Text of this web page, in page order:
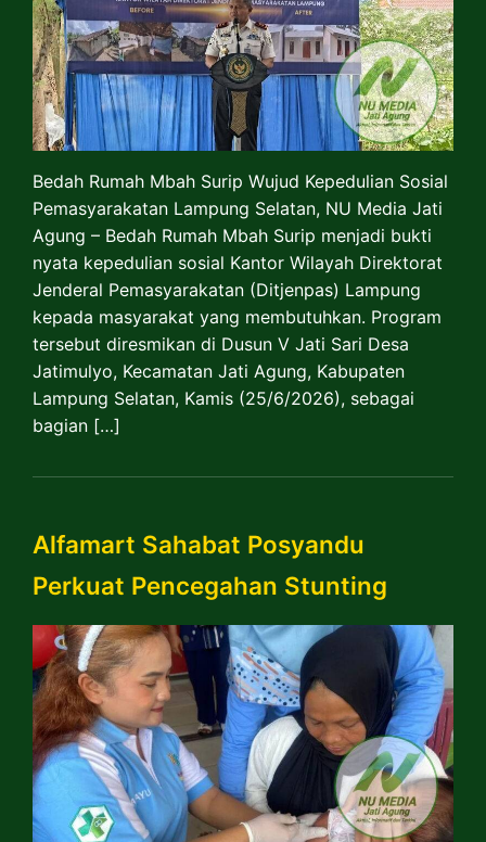
Bedah Rumah Mbah Surip Wujud Kepedulian Sosial
Pemasyarakatan Lampung Selatan, NU Media Jati
Agung – Bedah Rumah Mbah Surip menjadi bukti
nyata kepedulian sosial Kantor Wilayah Direktorat
Jenderal Pemasyarakatan (Ditjenpas) Lampung
kepada masyarakat yang membutuhkan. Program
tersebut diresmikan di Dusun V Jati Sari Desa
Jatimulyo, Kecamatan Jati Agung, Kabupaten
Lampung Selatan, Kamis (25/6/2026), sebagai
bagian […]
Alfamart Sahabat Posyandu
Perkuat Pencegahan Stunting